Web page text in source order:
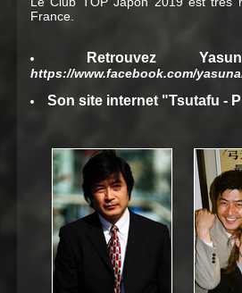
France.
Retrouvez
https://www.facebook.com/
Son site internet "Tsutafu -